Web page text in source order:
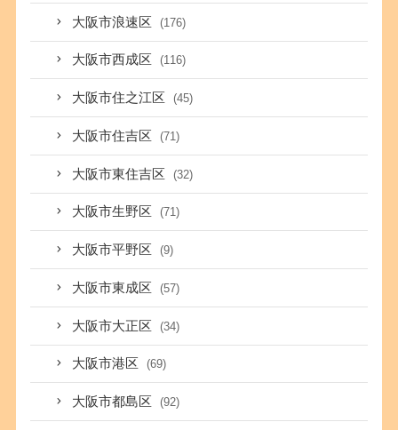
大阪市浪速区 (176)
大阪市西成区 (116)
大阪市住之江区 (45)
大阪市住吉区 (71)
大阪市東住吉区 (32)
大阪市生野区 (71)
大阪市平野区 (9)
大阪市東成区 (57)
大阪市大正区 (34)
大阪市港区 (69)
大阪市都島区 (92)